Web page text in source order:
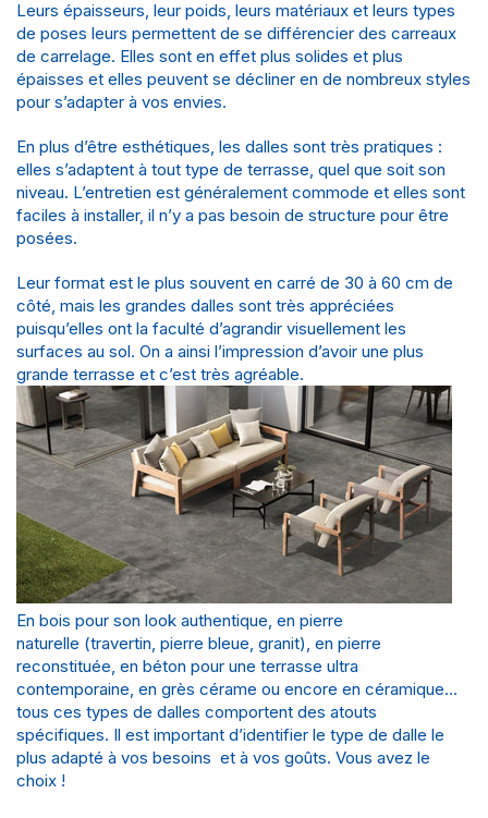
Leurs épaisseurs, leur poids, leurs matériaux et leurs types
de poses leurs permettent de se différencier des carreaux
de carrelage. Elles sont en effet plus solides et plus
épaisses et elles peuvent se décliner en de nombreux styles
pour s’adapter à vos envies.
En plus d’être esthétiques, les dalles sont très pratiques :
elles s’adaptent à tout type de terrasse, quel que soit son
niveau. L’entretien est généralement commode et elles sont
faciles à installer, il n’y a pas besoin de structure pour être
posées.
Leur format est le plus souvent en carré de 30 à 60 cm de
côté, mais les grandes dalles sont très appréciées
puisqu’elles ont la faculté d’agrandir visuellement les
surfaces au sol. On a ainsi l’impression d’avoir une plus
grande terrasse et c’est très agréable.
En bois pour son look authentique, en pierre
naturelle (travertin, pierre bleue, granit), en pierre
reconstituée, en béton pour une terrasse ultra
contemporaine, en grès cérame ou encore en céramique…
tous ces types de dalles comportent des atouts
spécifiques. Il est important d’identifier le type de dalle le
plus adapté à vos besoins et à vos goûts. Vous avez le
choix !